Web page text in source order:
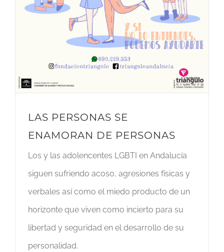
LAS PERSONAS SE
ENAMORAN DE PERSONAS
Los y las adolencentes LGBTI en Andalucía
siguen sufriendo acoso, agresiones físicas y
verbales así como el miedo producto de un
horizonte que viven como incierto para su
libertad y seguridad en el desarrollo de su
personalidad.